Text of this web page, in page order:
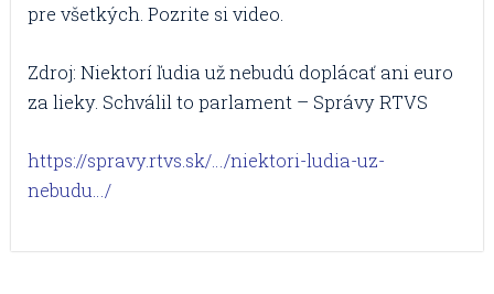
pre všetkých. Pozrite si video.
Zdroj: Niektorí ľudia už nebudú doplácať ani euro
za lieky. Schválil to parlament – Správy RTVS
https://spravy.rtvs.sk/…/niektori-ludia-uz-
nebudu…/